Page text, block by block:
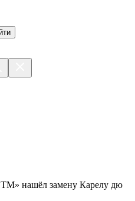
нашёл замену Карелу дю